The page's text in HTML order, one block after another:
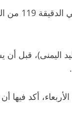
وبدأت الأزمة عقب
اليد اليمنى)،
أكد